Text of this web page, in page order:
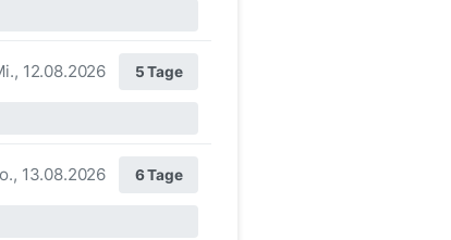
12.08.2026 5 Tage
13.08.2026 6 Tage